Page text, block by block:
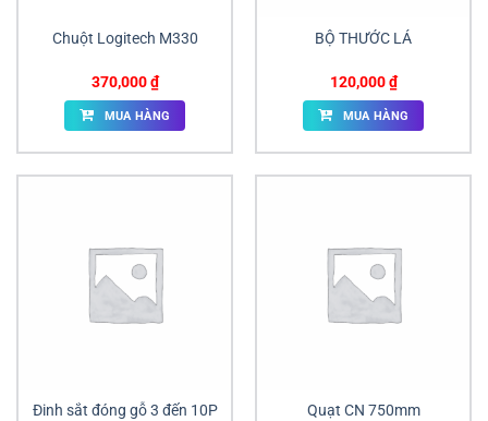
Chuột Logitech M330
370,000₫
MUA HÀNG
BỘ THƯỚC LÁ
120,000₫
MUA HÀNG
Đinh sắt đóng gỗ 3 đến 10P Quạt CN 750mm